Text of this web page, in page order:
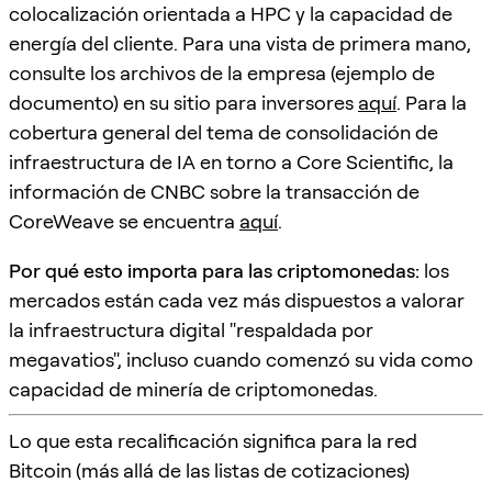
colocalización orientada a HPC y la capacidad de
energía del cliente. Para una vista de primera mano,
consulte los archivos de la empresa (ejemplo de
documento) en su sitio para inversores aquí. Para la
cobertura general del tema de consolidación de
infraestructura de IA en torno a Core Scientific, la
información de CNBC sobre la transacción de
CoreWeave se encuentra aquí.
Por qué esto importa para las criptomonedas: los
mercados están cada vez más dispuestos a valorar
la infraestructura digital "respaldada por
megavatios", incluso cuando comenzó su vida como
capacidad de minería de criptomonedas.
Lo que esta recalificación significa para la red
Bitcoin (más allá de las listas de cotizaciones)